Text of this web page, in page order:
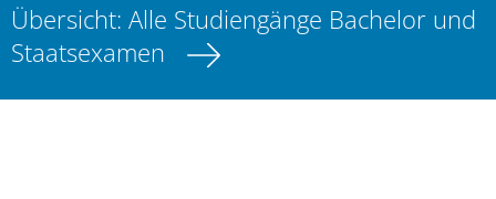
Übersicht: Alle Studiengänge Bachelor und
Staatsexamen